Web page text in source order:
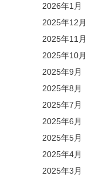
2026年1月
2025年12月
2025年11月
2025年10月
2025年9月
2025年8月
2025年7月
2025年6月
2025年5月
2025年4月
2025年3月